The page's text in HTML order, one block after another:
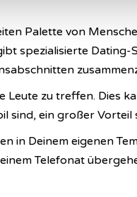
Palette von
spezialisierte Dating-
Leute zu treffen. Dies
sind, ein großer Vorteil
in Deinem eigenen
Telefonat